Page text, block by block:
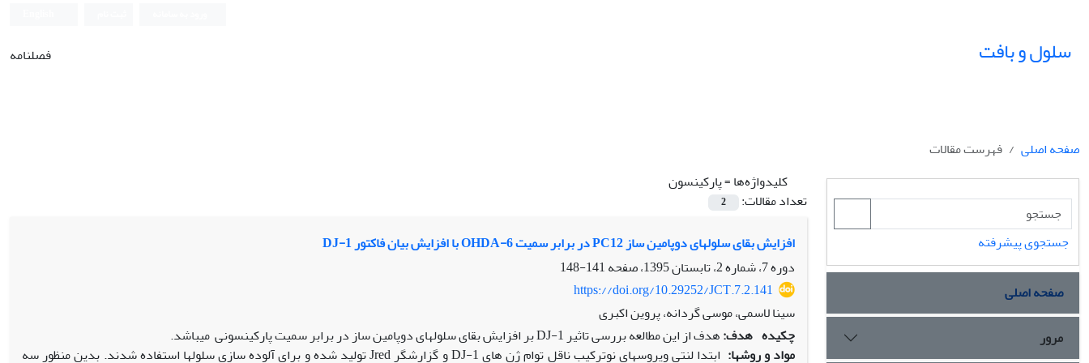
سلول و بافت فصلنامه
صفحه اصلی
فهرست مقالات
کلیدواژه‌ها =پارکینسون
تعداد مقالات:
2
افزایش بقای سلول‏های دوپامین ساز PC12 در برابر سمیت 6-OHDA با افزایش بیان فاکتور DJ-1
دوره 7، شماره 2، تابستان 1395، صفحه
141-148
https://doi.org/10.29252/JCT.7.2.141
سینا لاسمی، موسی گردانه، پروین اکبری
چکیده هدف:هدف از این مطالعه بررسی تاثیر DJ-1 بر افزایش بقای سلول‏های دوپامین ساز در برابر سمیت پارکینسونی می‏باشد.
مواد و روش‏ها:
ابتدا لنتی ویروس‏های نوترکیب ناقل توام ژن های DJ-1 و گزارش‏گر Jred تولید شده و برای آلوده سازی سلول‏ها استفاده شدند. بدین منظور سه
جستجوی پیشرفته
صفحه اصلی
مرور